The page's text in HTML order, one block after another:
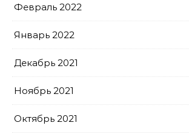
Февраль 2022
Январь 2022
Декабрь 2021
Ноябрь 2021
Октябрь 2021